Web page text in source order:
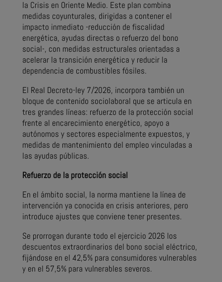
la Crisis en Oriente Medio. Este plan combina
medidas coyunturales, dirigidas a contener el
impacto inmediato -reducción de fiscalidad
energética, ayudas directas o refuerzo del bono
social-, con medidas estructurales orientadas a
acelerar la transición energética y reducir la
dependencia de combustibles fósiles.
El Real Decreto-ley 7/2026, incorpora también un
bloque de contenido sociolaboral que se articula en
tres grandes líneas: refuerzo de la protección social
frente al encarecimiento energético, apoyo a
autónomos y sectores especialmente expuestos, y
medidas de mantenimiento del empleo vinculadas a
las ayudas públicas.
Refuerzo de la protección social
En el ámbito social, la norma mantiene la línea de
intervención ya conocida en crisis anteriores, pero
introduce ajustes que conviene tener presentes.
Se prorrogan durante todo el ejercicio 2026 los
descuentos extraordinarios del bono social eléctrico,
fijándose en el 42,5% para consumidores vulnerables
y en el 57,5% para vulnerables severos.